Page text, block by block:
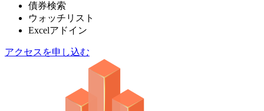
債券検索
ウォッチリスト
Excelアドイン
アクセスを申し込む